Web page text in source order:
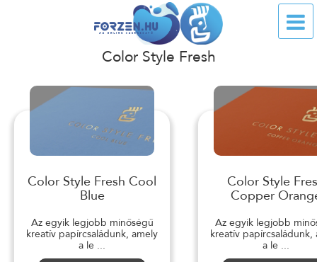
Color Style Fresh
Color Style Fresh Cool
Blue
Az egyik legjobb minőségű
kreatív papírcsaládunk, amely
a le ...
Color Style
Copper
Az egyik legjobb
kreatív papírcsaládunk,
a le ...